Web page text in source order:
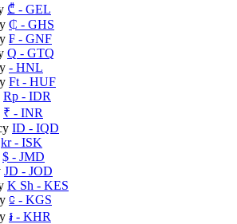
₾ - GEL
₵ - GHS
₣ - GNF
Q - GTQ
- HNL
Ft - HUF
Rp - IDR
₹ - INR
ID - IQD
kr- ISK
$ - JMD
JD - JOD
K Sh - KES
⃀ - KGS
៛ - KHR